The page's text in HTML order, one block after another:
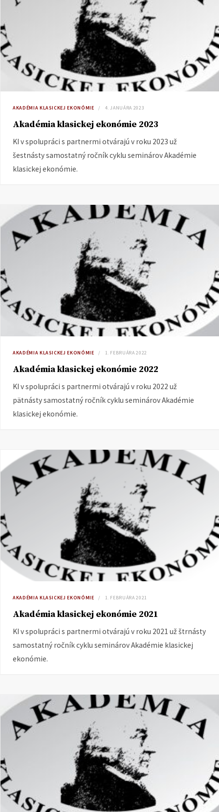
AKADÉMIA KLASICKEJ EKONÓMIE 4. JANUÁRA 2023
Akadémia klasickej ekonómie 2023
KI v spolupráci s partnermi otvárajú v roku 2023 už
šestnásty samostatný ročník cyklu seminárov Akadémie
klasickej ekonómie.
AKADÉMIA KLASICKEJ EKONÓMIE 1. FEBRUÁRA 2022
Akadémia klasickej ekonómie 2022
KI v spolupráci s partnermi otvárajú v roku 2022 už
pätnásty samostatný ročník cyklu seminárov Akadémie
klasickej ekonómie.
AKADÉMIA KLASICKEJ EKONÓMIE 1. FEBRUÁRA 2021
Akadémia klasickej ekonómie 2021
KI v spolupráci s partnermi otvárajú v roku 2021 už štrnásty
samostatný ročník cyklu seminárov Akadémie klasickej
ekonómie.